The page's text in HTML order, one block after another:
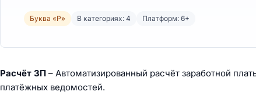
Буква «Р» В категориях: 4 Платформ: 6+
Расчёт ЗП – Автоматизированный расчёт заработной
платёжных ведомостей.